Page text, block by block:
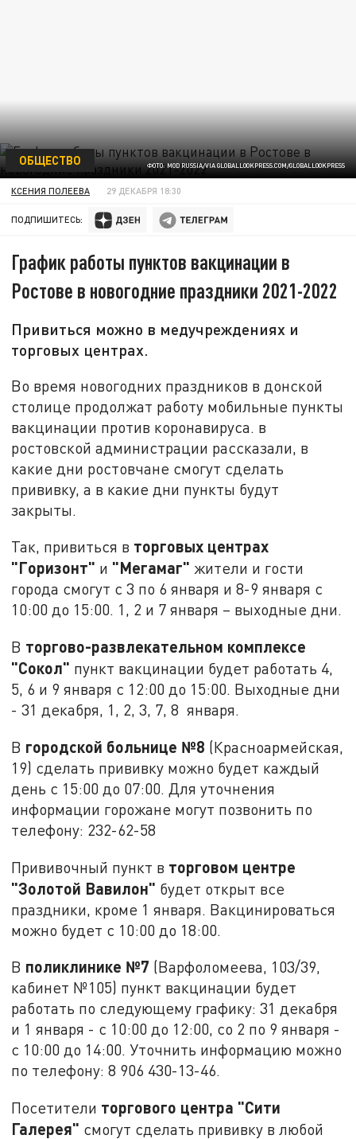
ФОТО: MOD RUSSIA/VIA GLOBALLOOKPRESS.COM/GLOBALLOOKPRESS
ОБЩЕСТВО
КСЕНИЯ ПОЛЕЕВА 29 ДЕКАБРЯ 18:30
ПОДПИШИТЕСЬ:
График работы пунктов вакцинации в
Ростове в новогодние праздники 2021-2022
Привиться можно в медучреждениях и
торговых центрах.
Во время новогодних праздников в донской
столице продолжат работу мобильные пункты
вакцинации против коронавируса. в
ростовской администрации рассказали, в
какие дни ростовчане смогут сделать
прививку, а в какие дни пункты будут
закрыты.
Так, привиться в торговых центрах
"Горизонт" и "Мегамаг" жители и гости
города смогут с 3 по 6 января и 8-9 января с
10:00 до 15:00. 1, 2 и 7 января – выходные дни.
В торгово-развлекательном комплексе
"Сокол" пункт вакцинации будет работать 4,
5, 6 и 9 января с 12:00 до 15:00. Выходные дни
- 31 декабря, 1, 2, 3, 7, 8 января.
В городской больнице №8 (Красноармейская,
19) сделать прививку можно будет каждый
день с 15:00 до 07:00. Для уточнения
информации горожане могут позвонить по
телефону: 232-62-58
Прививочный пункт в торговом центре
"Золотой Вавилон" будет открыт все
праздники, кроме 1 января. Вакцинироваться
можно будет с 10:00 до 18:00.
В поликлинике №7 (Варфоломеева, 103/39,
кабинет №105) пункт вакцинации будет
работать по следующему графику: 31 декабря
и 1 января - с 10:00 до 12:00, со 2 по 9 января -
с 10:00 до 14:00. Уточнить информацию можно
по телефону: 8 906 430-13-46.
Посетители торгового центра "Сити
Галерея" смогут сделать прививку в любой